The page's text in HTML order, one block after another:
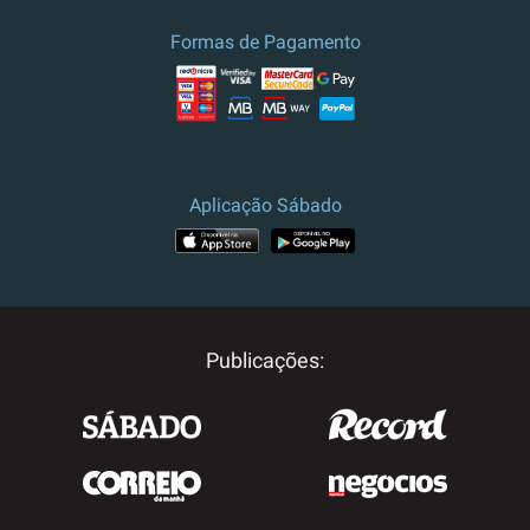
Preço e campanha válidos para
Portugal. Para outros destinos, por
favor contacte-nos.
Formas de Pagamento
Aplicação Sábado
Publicações: